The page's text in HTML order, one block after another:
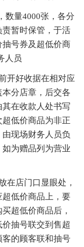
数量4000张，各分
暂时保管，于活
号券及超低价商
人员
开好收据在相对应
分店章，后交各
在收款人处书写
低价商品为非正
现场财务人员负
为赠品列为营业
在店门口显眼处，
低价商品上，要
超低价商品后，
抽号联交到售超
的顾客联和抽号